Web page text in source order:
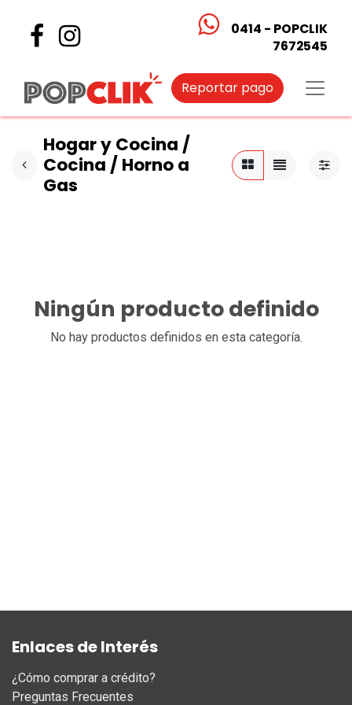
0414 - POPCLIK
7672545
Reportar pago
Hogar y Cocina /
Cocina / Horno a
Gas
Ningún producto definido
No hay productos definidos en esta categoría.
Enlaces de Interés
¿Cómo comprar a crédito?
Preguntas Frecuentes